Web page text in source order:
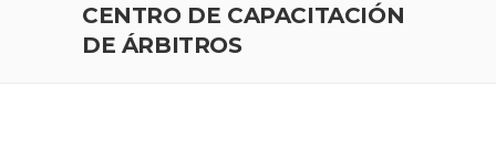
CENTRO DE CAPACITACIÓN
DE ÁRBITROS